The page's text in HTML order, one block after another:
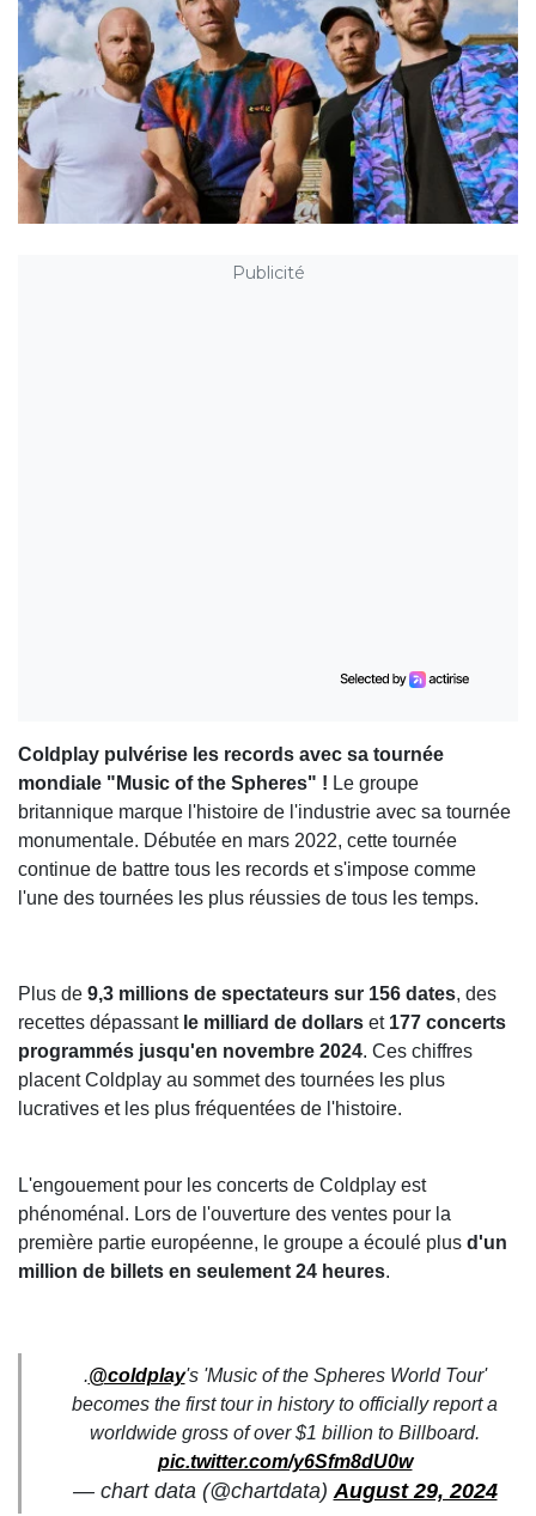
Publicité
Coldplay pulvérise les records avec sa tournée
mondiale "Music of the Spheres" ! Le groupe
britannique marque l'histoire de l'industrie avec sa tournée
monumentale. Débutée en mars 2022, cette tournée
continue de battre tous les records et s'impose comme
l'une des tournées les plus réussies de tous les temps.
Plus de 9,3 millions de spectateurs sur 156 dates, des
recettes dépassant le milliard de dollars et 177 concerts
programmés jusqu'en novembre 2024. Ces chiffres
placent Coldplay au sommet des tournées les plus
lucratives et les plus fréquentées de l'histoire.
L'engouement pour les concerts de Coldplay est
phénoménal. Lors de l'ouverture des ventes pour la
première partie européenne, le groupe a écoulé plus d'un
million de billets en seulement 24 heures.
.@coldplay's 'Music of the Spheres World Tour'
becomes the first tour in history to officially report a
worldwide gross of over $1 billion to Billboard.
pic.twitter.com/y6Sfm8dU0w
— chart data (@chartdata)August 29, 2024